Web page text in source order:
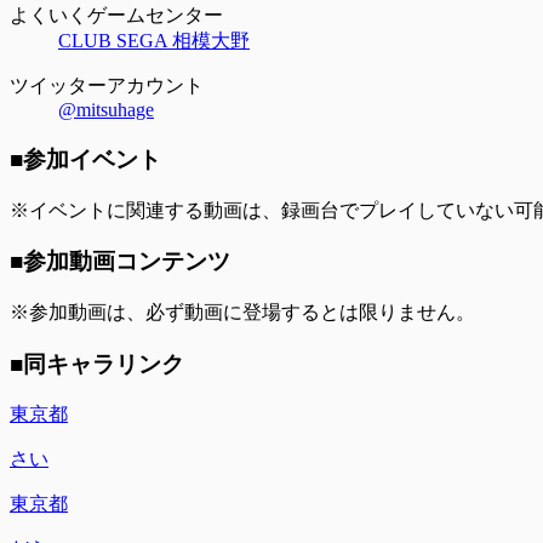
よくいくゲームセンター
CLUB SEGA 相模大野
ツイッターアカウント
@mitsuhage
■参加イベント
※イベントに関連する動画は、録画台でプレイしていない可
■参加動画コンテンツ
※参加動画は、必ず動画に登場するとは限りません。
■同キャラリンク
東京都
さい
東京都